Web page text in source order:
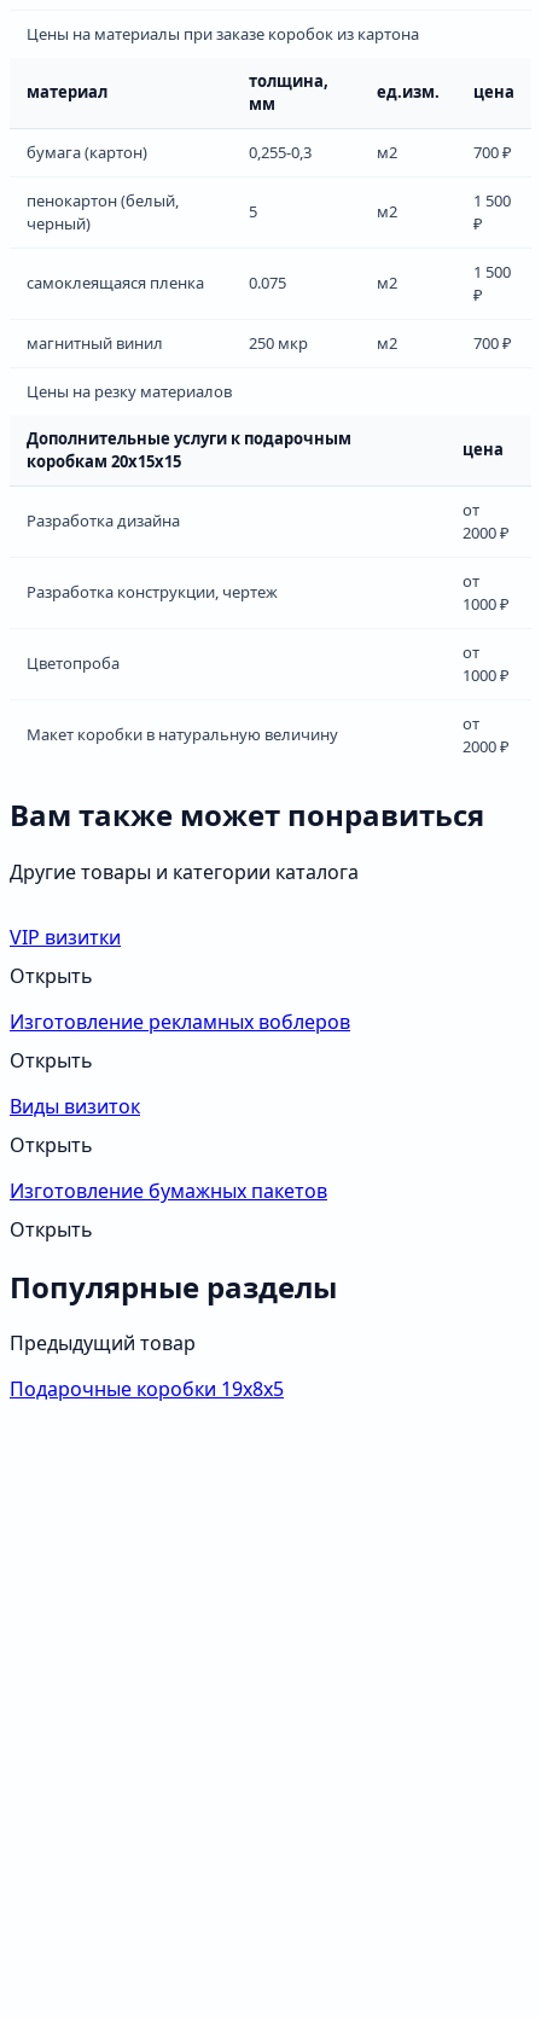
Цены на материалы при заказе коробок из картона
материал
толщина,
мм
ед.изм. цена
бумага (картон) 0,255-0,3 м2 700 ₽
пенокартон (белый,
черный)
5 м2
1 500
₽
самоклеящаяся пленка 0.075 м2
1 500
₽
магнитный винил 250 мкр м2 700 ₽
Цены на резку материалов
Дополнительные услуги к подарочным
коробкам 20х15х15
цена
Разработка дизайна
от
2000 ₽
Разработка конструкции, чертеж
от
1000 ₽
Цветопроба
от
1000 ₽
Макет коробки в натуральную величину
от
2000 ₽
Вам также может понравиться
Другие товары и категории каталога
VIP визитки
Открыть
Изготовление рекламных воблеров
Открыть
Виды визиток
Открыть
Изготовление бумажных пакетов
Открыть
Популярные разделы
Предыдущий товар
Подарочные коробки 19х8х5